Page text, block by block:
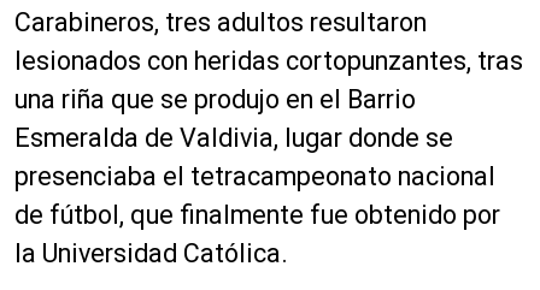
Carabineros, tres adultos resultaron
lesionados con heridas cortopunzantes, tras
una riña que se produjo en el Barrio
Esmeralda de Valdivia, lugar donde se
presenciaba el tetracampeonato nacional
de fútbol, que finalmente fue obtenido por
la Universidad Católica.